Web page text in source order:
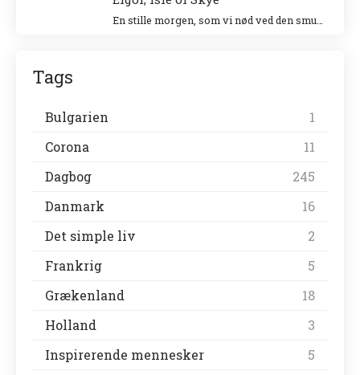
Tags
Bulgarien
1
Corona
11
Dagbog
245
Danmark
16
Det simple liv
2
Frankrig
5
Grækenland
18
Holland
3
Inspirerende mennesker
5